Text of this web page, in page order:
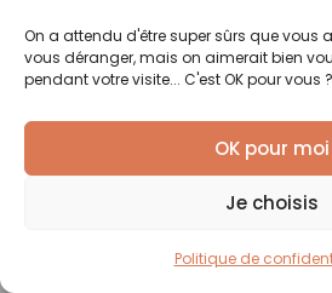
On a attendu d'être super sûrs que vous
vous déranger, mais on aimerait bien
pendant votre visite... C'est OK pour vous ?
OK pour moi
Je choisis
Politique de
Camille
19 octobre 2025
Très intéressante. Apporte de
manière de gérer un suivi et